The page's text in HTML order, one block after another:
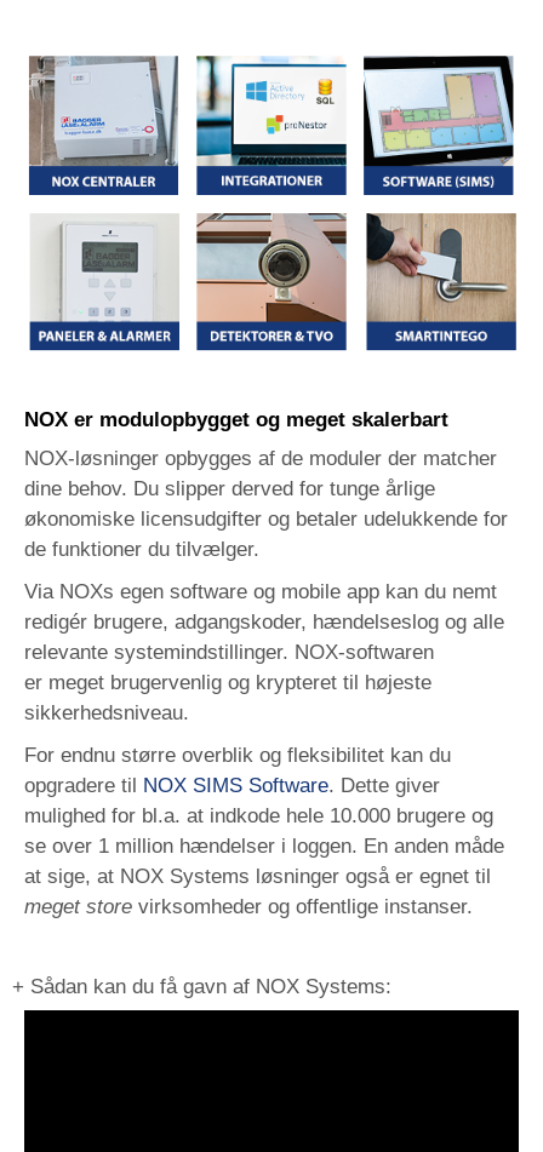
NOX er modulopbygget og meget skalerbart
NOX-løsninger opbygges af de moduler der matcher
dine behov. Du slipper derved for tunge årlige
økonomiske licensudgifter og betaler udelukkende for
de funktioner du tilvælger.
Via NOXs egen software og mobile app kan du nemt
redigér brugere, adgangskoder, hændelseslog og alle
relevante systemindstillinger. NOX-softwaren
er meget brugervenlig og krypteret til højeste
sikkerhedsniveau.
For endnu større overblik og fleksibilitet kan du
opgradere til
NOX SIMS Software. Dette giver
mulighed for bl.a. at indkode hele 10.000 brugere og
se over 1 million hændelser i loggen. En anden måde
at sige, at NOX Systems løsninger også er egnet til
meget store virksomheder og offentlige instanser.
+ Sådan kan du få gavn af NOX Systems: